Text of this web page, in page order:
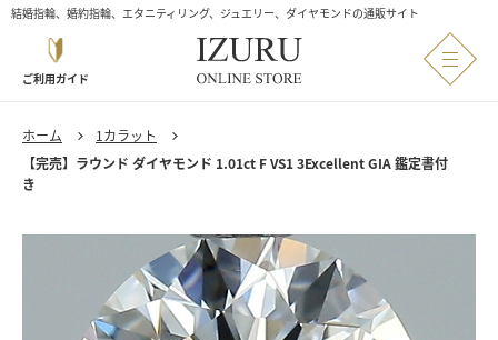
結婚指輪、婚約指輪、エタニティリング、ジュエリー、ダイヤモンドの通販サイト
ご利用ガイド
ホーム
1カラット
【完売】ラウンド ダイヤモンド 1.01ct F VS1 3Excellent GIA 鑑定書付
き